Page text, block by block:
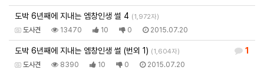
도박 6년째에 지내는 엠창인생 썰 4 (1,972자)
도사견 13470 10 0 2015.07.20
1
도박 6년째에 지내는 엠창인생 썰 (번외 1) (1,604자)
도사견 8390 10 0 2015.07.20